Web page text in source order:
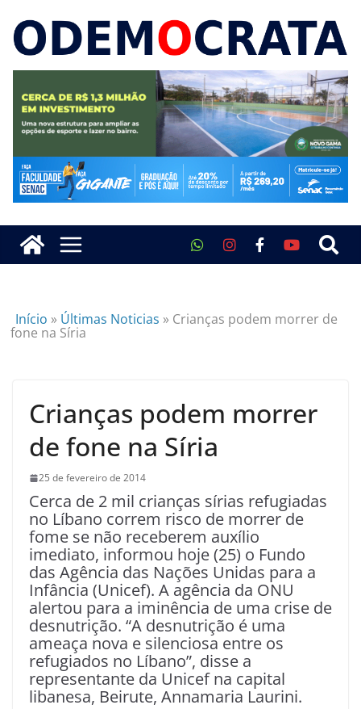
Início » Últimas Noticias » Crianças podem morrer de
fone na Síria
Crianças podem morrer
de fone na Síria
25 de fevereiro de 2014
Cerca de 2 mil crianças sírias refugiadas
no Líbano correm risco de morrer de
fome se não receberem auxílio
imediato, informou hoje (25) o Fundo
das Agência das Nações Unidas para a
Infância (Unicef). A agência da ONU
alertou para a iminência de uma crise de
desnutrição. “A desnutrição é uma
ameaça nova e silenciosa entre os
refugiados no Líbano”, disse a
representante da Unicef na capital
libanesa, Beirute, Annamaria Laurini.